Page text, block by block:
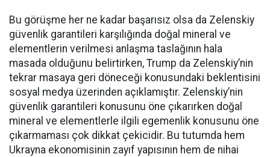
Bu görüşme her ne kadar başarısız olsa da Zelenskiy
güvenlik garantileri karşılığında doğal mineral ve
elementlerin verilmesi anlaşma taslağının hala
masada olduğunu belirtirken, Trump da Zelenskiy’nin
tekrar masaya geri döneceği konusundaki beklentisini
sosyal medya üzerinden açıklamıştır. Zelenskiy’nin
güvenlik garantileri konusunu öne çıkarırken doğal
mineral ve elementlerle ilgili egemenlik konusunu öne
çıkarmaması çok dikkat çekicidir. Bu tutumda hem
Ukrayna ekonomisinin zayıf yapısının hem de nihai